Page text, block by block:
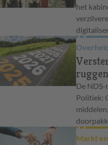
het
De NDS-
Politiek:
Markt